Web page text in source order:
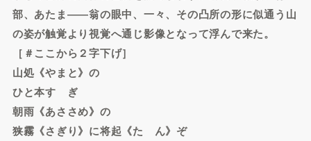
部、あたま――翁の眼中、一々、その凸所の形に似通う山
の姿が触覚より視覚へ通じ影像となって浮んで来た。
［＃ここから２字下げ］
山処《やまと》の
ひと本すゝぎ
朝雨《あささめ》の
狭霧《さぎり》に将起《たゝん》ぞ